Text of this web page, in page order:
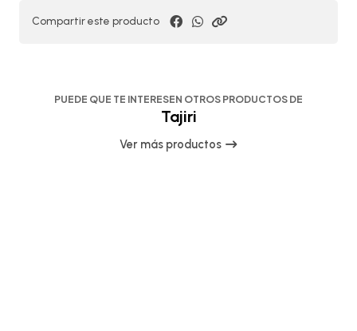
Compartir este producto
PUEDE QUE TE INTERESEN OTROS PRODUCTOS DE
Tajiri
Ver más productos